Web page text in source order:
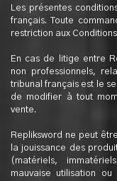
Les présentes
français. Toute
restriction aux
En cas de litige entre
non professionnels,
tribunal français est le
de modifier à tout
vente.
Repliksword ne peut
la jouissance des
(matériels,
mauvaise utilisation ou